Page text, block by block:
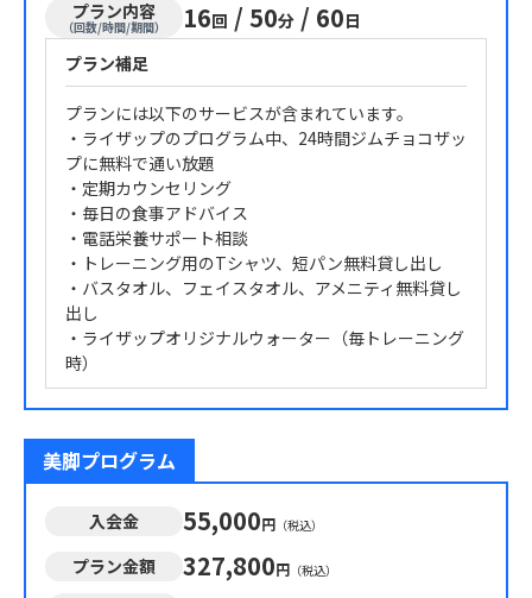
プラン内容
（回数/時間/期間） 16回 / 50分 / 60日
プラン補足
プランには以下のサービスが含まれています。
・ライザップのプログラム中、24時間ジムチョコザッ
プに無料で通い放題
・定期カウンセリング
・毎日の食事アドバイス
・電話栄養サポート相談
・トレーニング用のTシャツ、短パン無料貸し出し
・バスタオル、フェイスタオル、アメニティ無料貸し
出し
・ライザップオリジナルウォーター（毎トレーニング
時）
美脚プログラム
入会金 55,000円 （税込）
プラン金額 327,800円 （税込）